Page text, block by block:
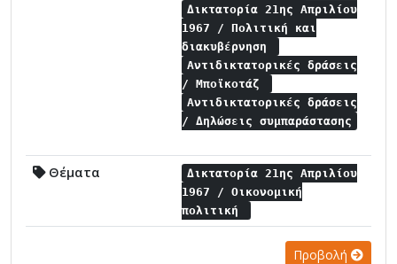
Δικτατορία 21ης Απριλίου
1967 / Πολιτική και
διακυβέρνηση
Αντιδικτατορικές δράσεις
/ Μποϊκοτάζ
Αντιδικτατορικές δράσεις
/ Δηλώσεις συμπαράστασης
Θέματα
Δικτατορία 21ης Απριλίου
1967 / Οικονομική
πολιτική
Προβολή